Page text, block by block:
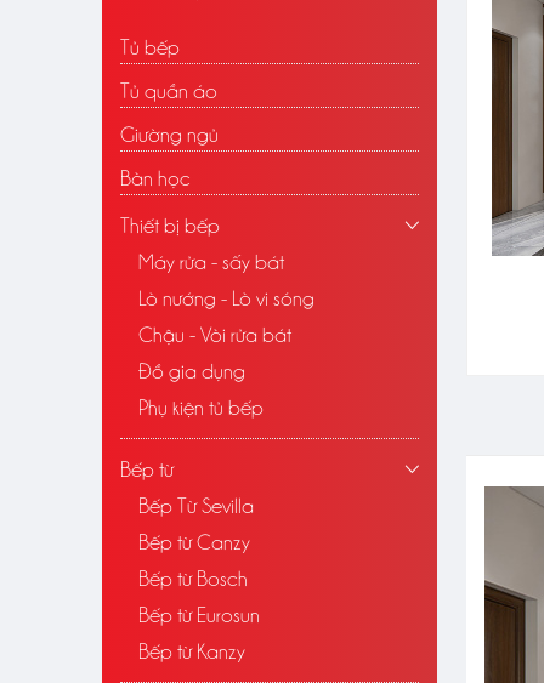
Tủ bếp
Tủ quần áo
Giường ngủ
Bàn học
Thiết bị bếp
Máy rửa - sấy bát
Lò nướng - Lò vi sóng
Chậu - Vòi rửa bát
Đồ gia dụng
Phụ kiện tủ bếp
Bếp từ
Bếp Từ Sevilla
Bếp từ Canzy
Bếp từ Bosch
Bếp từ Eurosun
Bếp từ Kanzy